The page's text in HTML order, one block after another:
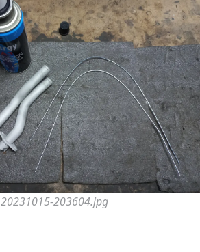
20231015-203604.jpg